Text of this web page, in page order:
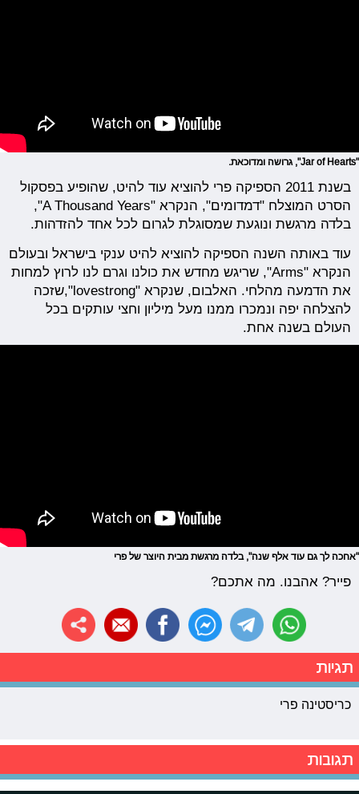
"Jar of Hearts", גרושה ומדוכאת.
בשנת 2011 הספיקה פרי להוציא עוד להיט, שהופיע בפסקול
הסרט המוצלח "דמדומים", הנקרא "A Thousand Years",
בלדה מרגשת ונוגעת שמסוגלת לגרום לכל אחד להזדהות.
עוד באותה השנה הספיקה להוציא להיט ענקי בישראל ובעולם
הנקרא "Arms", שריגש מחדש את כולנו וגרם לנו לרוץ למחות
את הדמעה מהלחי. האלבום, שנקרא "lovestrong",שזכה
להצלחה יפה ונמכרו ממנו מעל מיליון וחצי עותקים בכל
העולם בשנה אחת.
"אחכה לך גם עוד אלף שנה", בלדה מרגשת מבית היוצר של פרי
פייר? אהבנו. מה אתכם?
תגיות
כריסטינה פרי
תגובות